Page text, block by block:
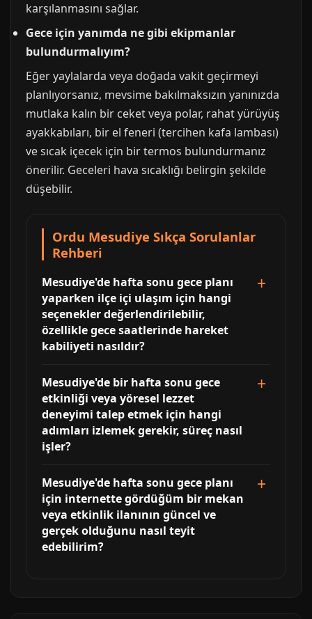
karşılanmasını sağlar.
Gece için yanımda ne gibi ekipmanlar
bulundurmalıyım?
Eğer yaylalarda veya doğada vakit geçirmeyi
planlıyorsanız, mevsime bakılmaksızın yanınızda
mutlaka kalın bir ceket veya polar, rahat yürüyüş
ayakkabıları, bir el feneri (tercihen kafa lambası)
ve sıcak içecek için bir termos bulundurmanız
önerilir. Geceleri hava sıcaklığı belirgin şekilde
düşebilir.
Ordu Mesudiye Sıkça Sorulanlar
Rehberi
Mesudiye'de hafta sonu gece planı
yaparken ilçe içi ulaşım için hangi
seçenekler değerlendirilebilir,
özellikle gece saatlerinde hareket
kabiliyeti nasıldır?
Mesudiye'de bir hafta sonu gece
etkinliği veya yöresel lezzet
deneyimi talep etmek için hangi
adımları izlemek gerekir, süreç nasıl
işler?
Mesudiye'de hafta sonu gece planı
için internette gördüğüm bir mekan
veya etkinlik ilanının güncel ve
gerçek olduğunu nasıl teyit
edebilirim?